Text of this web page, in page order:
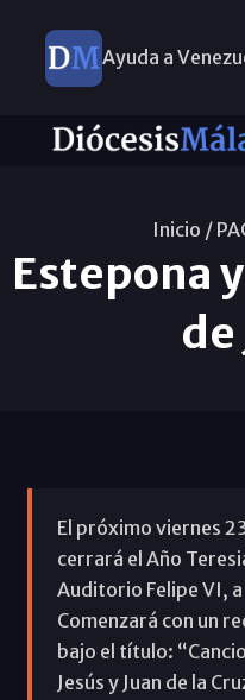
Ayuda a
Inicio /
Estepona
de
El próximo viernes
cerrará el Año
Auditorio Felipe VI,
Comenzará con un
bajo el título:
Jesús y Juan de la